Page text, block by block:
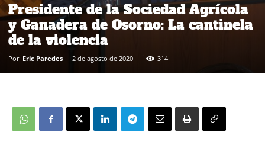
Presidente de la Sociedad Agrícola
y Ganadera de Osorno: La cantinela
de la violencia
Por Eric Paredes - 2 de agosto de 2020 314